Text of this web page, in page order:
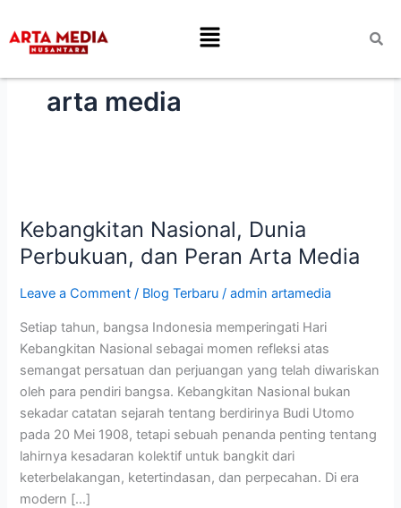
content
Menu
arta media
Kebangkitan Nasional, Dunia
Perbukuan, dan Peran Arta Media
Leave a Comment / Blog Terbaru /admin artamedia
Setiap tahun, bangsa Indonesia memperingati Hari
Kebangkitan Nasional sebagai momen refleksi atas
semangat persatuan dan perjuangan yang telah diwariskan
oleh para pendiri bangsa. Kebangkitan Nasional bukan
sekadar catatan sejarah tentang berdirinya Budi Utomo
pada 20 Mei 1908, tetapi sebuah penanda penting tentang
lahirnya kesadaran kolektif untuk bangkit dari
keterbelakangan, ketertindasan, dan perpecahan. Di era
modern […]
Dunia
Perbukuan,
Peran
Media